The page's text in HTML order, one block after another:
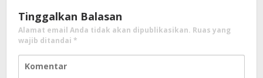
Tinggalkan Balasan
Alamat email Anda tidak akan dipublikasikan. Ruas yang
wajib ditandai *